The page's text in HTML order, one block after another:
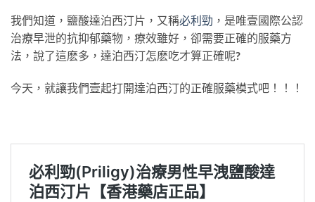
我們知道，鹽酸達泊西汀片，又稱必利勁 ，是唯壹國際公認
治療早泄的抗抑郁藥物，療效雖好，卻需要正確的服藥方
法，說了這麽多，達泊西汀怎麽吃才算正確呢?
今天，就讓我們壹起打開達泊西汀的正確服藥模式吧！！！